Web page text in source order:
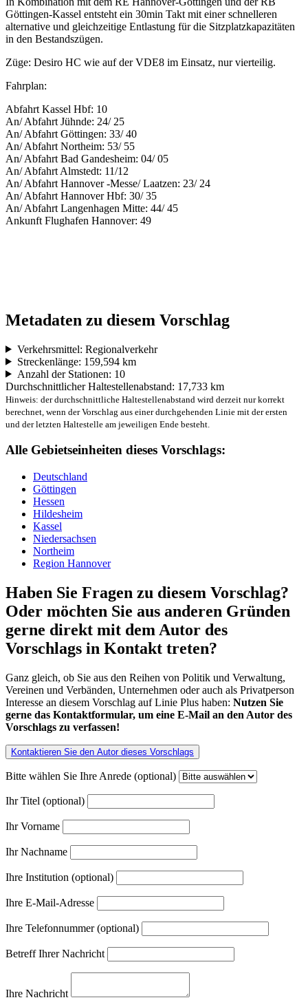
Göttingen-Kassel entsteht ein 30min Takt mit einer schnelleren
alternative und gleichzeitige Entlastung für die Sitzplatzkapazitäten
in den Bestandszügen.
Züge: Desiro HC wie auf der VDE8 im Einsatz, nur vierteilig.
Fahrplan:
Abfahrt Kassel Hbf: 10
An/ Abfahrt Jühnde: 24/ 25
An/ Abfahrt Göttingen: 33/ 40
An/ Abfahrt Northeim: 53/ 55
An/ Abfahrt Bad Gandesheim: 04/ 05
An/ Abfahrt Almstedt: 11/12
An/ Abfahrt Hannover -Messe/ Laatzen: 23/ 24
An/ Abfahrt Hannover Hbf: 30/ 35
An/ Abfahrt Langenhagen Mitte: 44/ 45
Ankunft Flughafen Hannover: 49
Metadaten zu diesem Vorschlag
Verkehrsmittel: Regionalverkehr
Streckenlänge: 159,594 km
Anzahl der Stationen: 10
Durchschnittlicher Haltestellenabstand: 17,733 km
Hinweis: der durchschnittliche Haltestellenabstand wird derzeit nur korrekt
berechnet, wenn der Vorschlag aus einer durchgehenden Linie mit der ersten
und der letzten Haltestelle am jeweiligen Ende besteht.
Alle Gebietseinheiten dieses Vorschlags:
Deutschland
Göttingen
Hessen
Hildesheim
Kassel
Niedersachsen
Northeim
Region Hannover
Haben Sie Fragen zu diesem Vorschlag?
Oder möchten Sie aus anderen Gründen
gerne direkt mit dem Autor des
Vorschlags in Kontakt treten?
Ganz gleich, ob Sie aus den Reihen von Politik und Verwaltung,
Vereinen und Verbänden, Unternehmen oder auch als Privatperson
Interesse an diesem Vorschlag auf Linie Plus haben: Nutzen Sie
gerne das Kontaktformular, um eine E-Mail an den Autor des
Vorschlags zu verfassen!
Kontaktieren Sie den Autor dieses Vorschlags
Bitte wählen Sie Ihre Anrede (optional)
Ihr Titel (optional)
Ihr Vorname
Ihr Nachname
Ihre Institution (optional)
Ihre E-Mail-Adresse
Ihre Telefonnummer (optional)
Betreff Ihrer Nachricht
Ihre Nachricht